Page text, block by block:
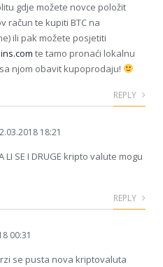
gdje možete novce položit
račun te kupiti BTC na
ili pak možete posjetiti
te tamo pronaći lokalnu
njom obavit kupoprodaju!
REPLY
18:21
LI SE I DRUGE kripto valute mogu
REPLY
00:31
se pusta nova kriptovaluta